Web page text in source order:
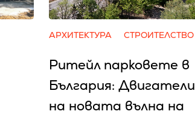
АРХИТЕКТУРА СТРОИТЕЛСТВО
Ритейл парковете в
България: Двигатели
на новата вълна на